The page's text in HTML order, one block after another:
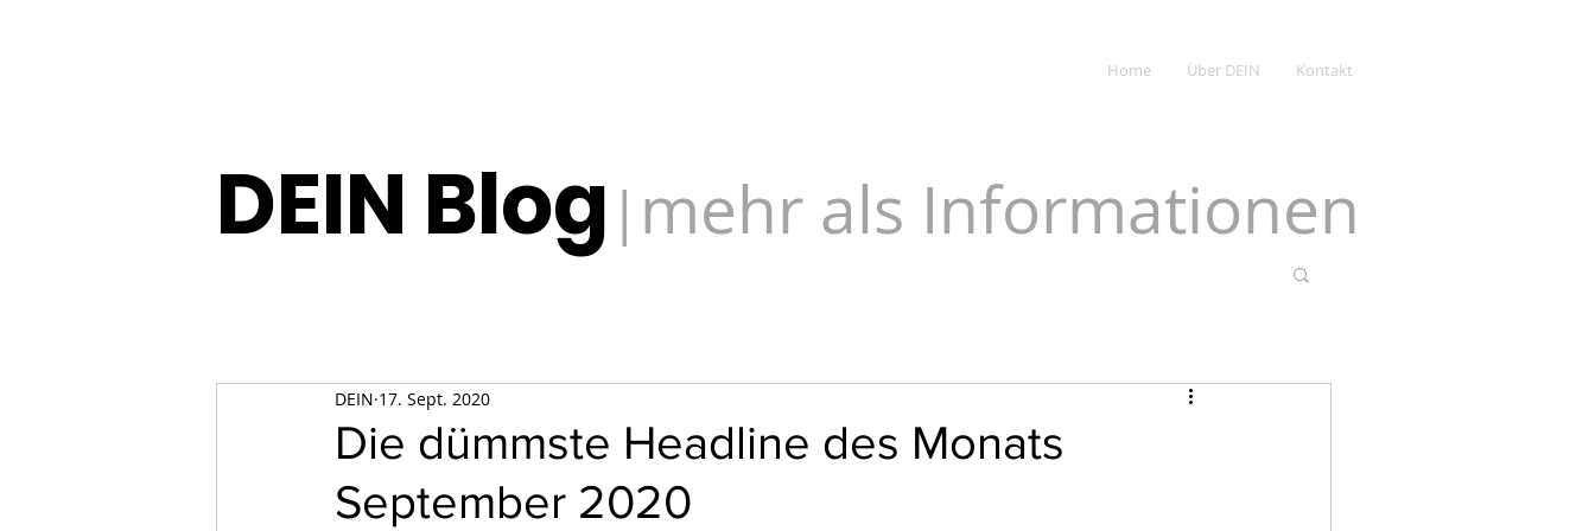
Home Über DEIN Kontakt
DEIN Blog | mehr als Informationen
Die dümmste Headline des Monats
September 2020
DEIN 17. Sept. 2020